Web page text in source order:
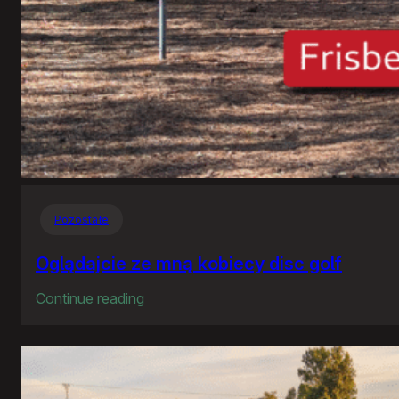
Pozostałe
Oglądajcie ze mną kobiecy disc golf
Continue reading
ze
kobiecy